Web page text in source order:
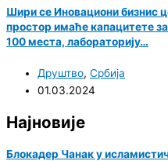
Шири се Иновациони бизнис
простор имаће капацитете
100 места, лабораторију…
Друштво, Србија
01.03.2024
Најновије
Блокадер Чанак у